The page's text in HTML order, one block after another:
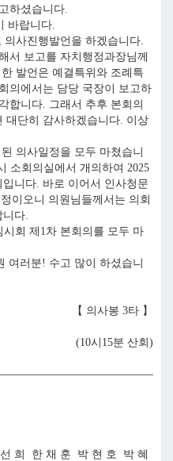
하셨습니다.
바랍니다.
의사진행발언을 하겠습니다.
서 보고를 자치행정과장님께
발언은 예결특위와 조례특
의에서는 담당 국장이 보고하
합니다. 그래서 추후 본회의
대단히 감사하겠습니다. 이상
의사일정을 모두 마쳤습니
소회의실에서 개의하여 2025
니다. 바로 이어서 인사청문
이오니 의원님들께서는 의회
니다.
회 제1차 본회의를 모두 마
여러분! 수고 많이 하셨습니
【 의사봉 3타 】
(10시15분 산회)
희 한 채 훈 박 현 호 박 혜